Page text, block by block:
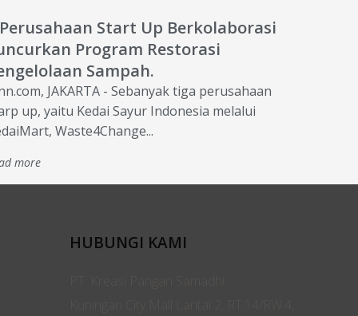
Start Up Berkolaborasi
Program Restorasi
Sampah.
JAKARTA - Sebanyak tiga perusahaan
up, yaitu Kedai Sayur Indonesia melalui
Waste4Change...
more
HUBUNGI KAMI